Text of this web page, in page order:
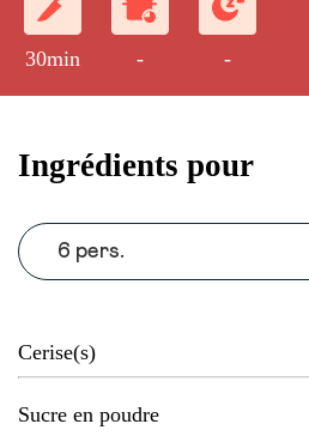
30min - -
Ingrédients pour
6 pers.
Cerise(s)
Sucre en poudre